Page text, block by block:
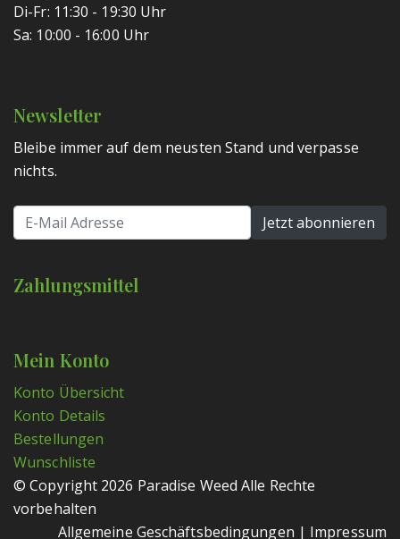
Di-Fr: 11:30 - 19:30 Uhr
Sa: 10:00 - 16:00 Uhr
Newsletter
Bleibe immer auf dem neusten Stand und verpasse
nichts.
Zahlungsmittel
Mein Konto
Konto Übersicht
Konto Details
Bestellungen
Wunschliste
© Copyright 2026 Paradise Weed Alle Rechte
vorbehalten
Allgemeine Geschäftsbedingungen | Impressum